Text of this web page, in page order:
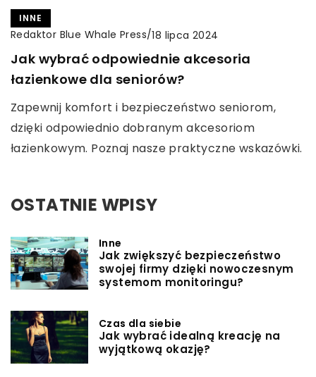
INNE
Redaktor Blue Whale Press/18 lipca 2024
Jak wybrać odpowiednie akcesoria
łazienkowe dla seniorów?
Zapewnij komfort i bezpieczeństwo seniorom,
dzięki odpowiednio dobranym akcesoriom
łazienkowym. Poznaj nasze praktyczne wskazówki.
OSTATNIE WPISY
Inne
Jak zwiększyć bezpieczeństwo
swojej firmy dzięki nowoczesnym
systemom monitoringu?
Czas dla siebie
Jak wybrać idealną kreację na
wyjątkową okazję?